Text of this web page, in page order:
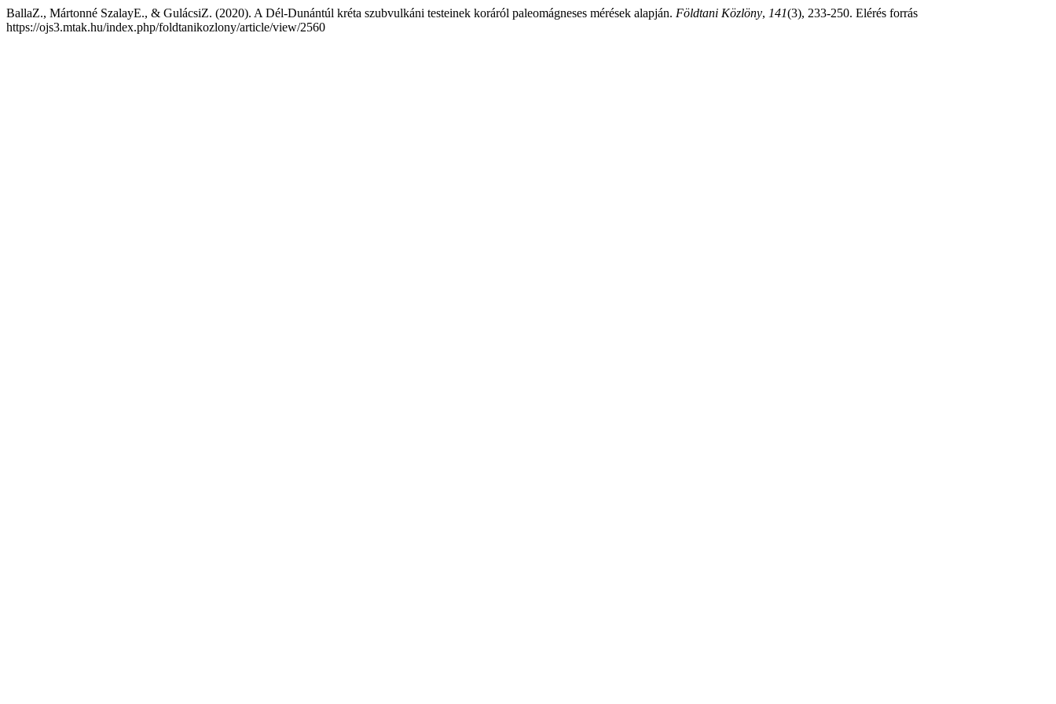
BallaZ., Mártonné SzalayE., & GulácsiZ. (2020). A Dél-Dunántúl kréta szubvulkáni testeinek koráról paleomágneses mérések alapján. Földtani Közlöny, 141(3), 233-250. Elérés forrás
https://ojs3.mtak.hu/index.php/foldtanikozlony/article/view/2560